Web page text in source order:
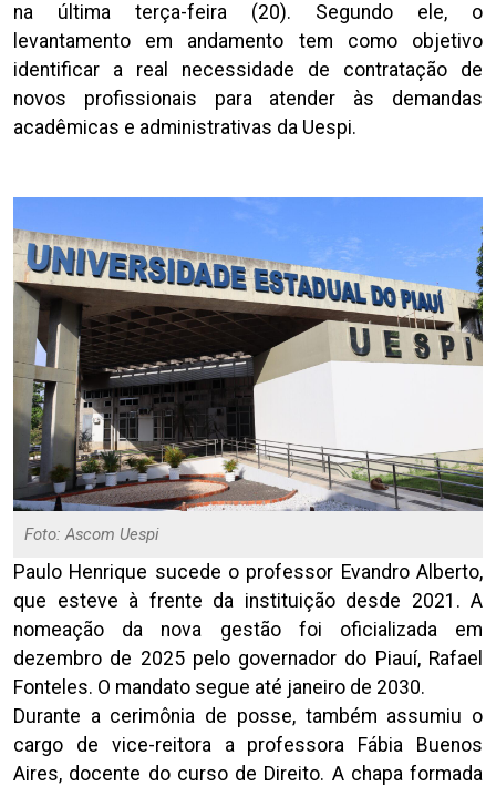
na última terça-feira (20). Segundo ele, o
levantamento em andamento tem como objetivo
identificar a real necessidade de contratação de
novos profissionais para atender às demandas
acadêmicas e administrativas da Uespi.
Foto: Ascom Uespi
Paulo Henrique sucede o professor Evandro Alberto,
que esteve à frente da instituição desde 2021. A
nomeação da nova gestão foi oficializada em
dezembro de 2025 pelo governador do Piauí, Rafael
Fonteles. O mandato segue até janeiro de 2030.
Durante a cerimônia de posse, também assumiu o
cargo de vice-reitora a professora Fábia Buenos
Aires, docente do curso de Direito. A chapa formada